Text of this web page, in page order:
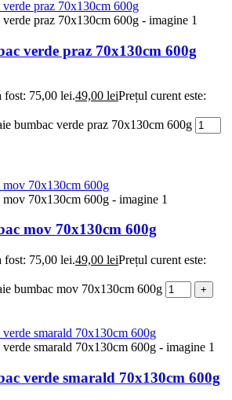
verde praz 70x130cm 600g
fost: 75,00 lei.49,00 leiPrețul curent este:
bumbac verde praz 70x130cm 600g
mov 70x130cm 600g
fost: 75,00 lei.49,00 leiPrețul curent este:
bumbac mov 70x130cm 600g
verde smarald 70x130cm 600g